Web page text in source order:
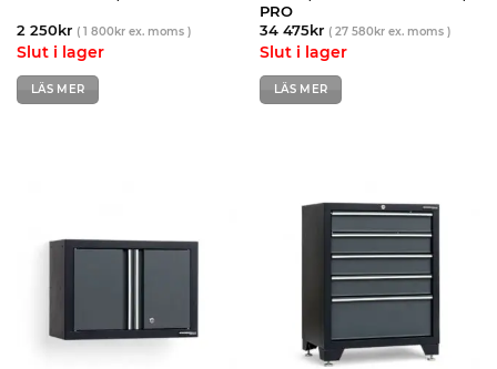
2 250kr ( 1 800krex. moms )
Slut i lager
LÄS MER
PRO
34 475kr ( 27 580krex. moms )
Slut i lager
LÄS MER